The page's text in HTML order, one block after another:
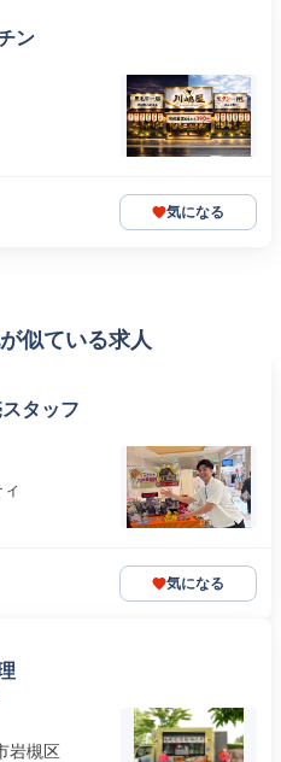
ン
気になる
似ている求人
タッフ
気になる
岩槻区